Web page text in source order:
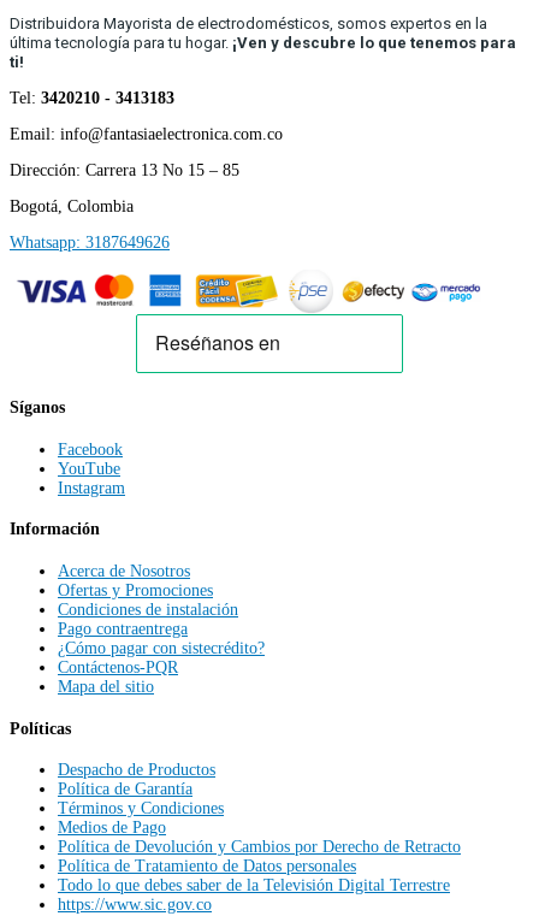
Distribuidora Mayorista de electrodomésticos, somos expertos en la
última tecnología para tu hogar. ¡Ven y descubre lo que tenemos para
ti!
Tel: 3420210 - 3413183
Email: info@fantasiaelectronica.com.co
Dirección: Carrera 13 No 15 – 85
Bogotá, Colombia
Whatsapp: 3187649626
Síganos
Facebook
YouTube
Instagram
Información
Acerca de Nosotros
Ofertas y Promociones
Condiciones de instalación
Pago contraentrega
¿Cómo pagar con sistecrédito?
Contáctenos-PQR
Mapa del sitio
Políticas
Despacho de Productos
Política de Garantía
Términos y Condiciones
Medios de Pago
Política de Devolución y Cambios por Derecho de Retracto
Política de Tratamiento de Datos personales
Todo lo que debes saber de la Televisión Digital Terrestre
https://www.sic.gov.co